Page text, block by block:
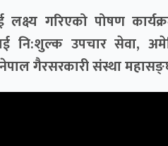
लक्ष्य गरिएको पोषण
नि:शुल्क उपचार सेवा,
नेपाल गैरसरकारी संस्था